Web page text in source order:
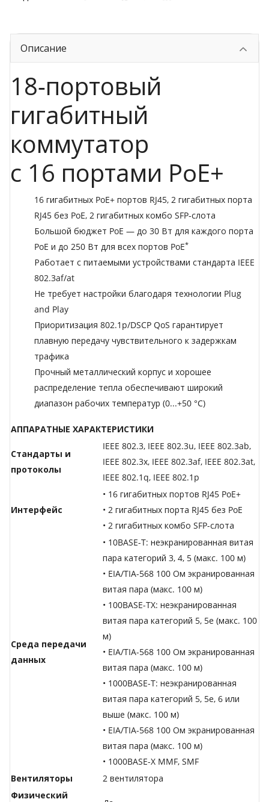
Описание
18-портовый
гигабитный
коммутатор
с 16 портами PoE+
16 гигабитных PoE+ портов RJ45, 2 гигабитных порта
RJ45 без PoE, 2 гигабитных комбо SFP‑слота
Большой бюджет PoE — до 30 Вт для каждого порта
PoE и до 250 Вт для всех портов PoE*
Работает с питаемыми устройствами стандарта IEEE
802.3af/at
Не требует настройки благодаря технологии Plug
and Play
Приоритизация 802.1p/DSCP QoS гарантирует
плавную передачу чувствительного к задержкам
трафика
Прочный металлический корпус и хорошее
распределение тепла обеспечивают широкий
диапазон рабочих температур (0...+50 °C)
АППАРАТНЫЕ ХАРАКТЕРИСТИКИ
Стандарты и
протоколы
IEEE 802.3, IEEE 802.3u, IEEE 802.3ab,
IEEE 802.3x, IEEE 802.3af, IEEE 802.3at,
IEEE 802.1q, IEEE 802.1p
Интерфейс
• 16 гигабитных портов RJ45 PoE+
• 2 гигабитных порта RJ45 без PoE
• 2 гигабитных комбо SFP-слота
Среда передачи
данных
• 10BASE-T: неэкранированная витая
пара категорий 3, 4, 5 (макс. 100 м)
• EIA/TIA-568 100 Ом экранированная
витая пара (макс. 100 м)
• 100BASE-TX: неэкранированная
витая пара категорий 5, 5e (макс. 100
м)
• EIA/TIA-568 100 Ом экранированная
витая пара (макс. 100 м)
• 1000BASE-T: неэкранированная
витая пара категорий 5, 5e, 6 или
выше (макс. 100 м)
• EIA/TIA-568 100 Ом экранированная
витая пара (макс. 100 м)
• 1000BASE-X MMF, SMF
Вентиляторы
2 вентилятора
Физический